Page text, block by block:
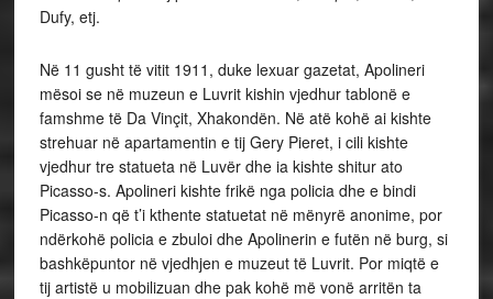
Dufy, etj.
Në 11 gusht të vitit 1911, duke lexuar gazetat, Apolineri
mësoi se në muzeun e Luvrit kishin vjedhur tablonë e
famshme të Da Vinçit, Xhakondën. Në atë kohë ai kishte
strehuar në apartamentin e tij Gery Pieret, i cili kishte
vjedhur tre statueta në Luvër dhe ia kishte shitur ato
Picasso-s. Apolineri kishte frikë nga policia dhe e bindi
Picasso-n që t’i kthente statuetat në mënyrë anonime, por
ndërkohë policia e zbuloi dhe Apolinerin e futën në burg, si
bashkëpuntor në vjedhjen e muzeut të Luvrit. Por miqtë e
tij artistë u mobilizuan dhe pak kohë më vonë arritën ta